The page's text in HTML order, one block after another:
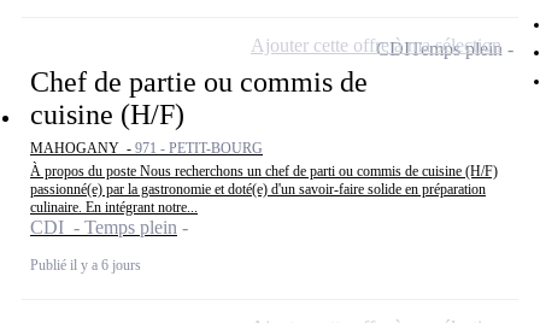
Chef de partie ou commis de
cuisine (H/F)
MAHOGANY - 971 - PETIT-BOURG
À propos du poste Nous recherchons un chef de parti ou commis de cuisine (H/F)
passionné(e) par la gastronomie et doté(e) d'un savoir-faire solide en préparation
culinaire. En intégrant notre...
CDI - Temps plein
Publié il y a 6 jours
CDITemps plein
Ajouter cette offre à ma sélection